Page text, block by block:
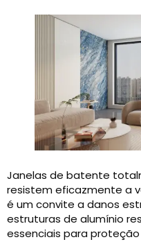
Janelas de batente
resistem eficazmente a
é um convite a danos
estruturas de alumínio
essenciais para